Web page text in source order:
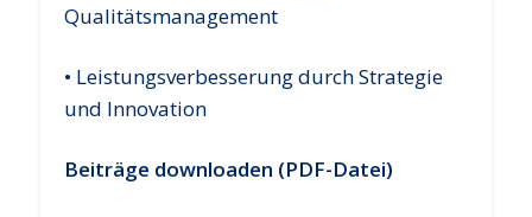
Qualitätsmanagement
• Leistungsverbesserung durch Strategie
und Innovation
Beiträge downloaden (PDF-Datei)